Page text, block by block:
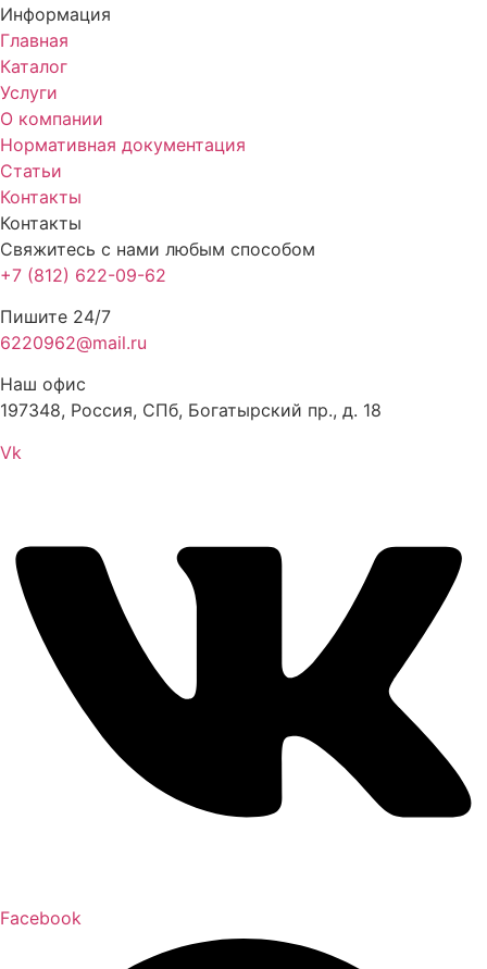
Информация
Главная
Каталог
Услуги
О компании
Нормативная документация
Статьи
Контакты
Контакты
Свяжитесь с нами любым способом
+7 (812) 622-09-62
Пишите 24/7
6220962@mail.ru
Наш офис
197348, Россия, СПб, Богатырский пр., д. 18
Vk
Facebook